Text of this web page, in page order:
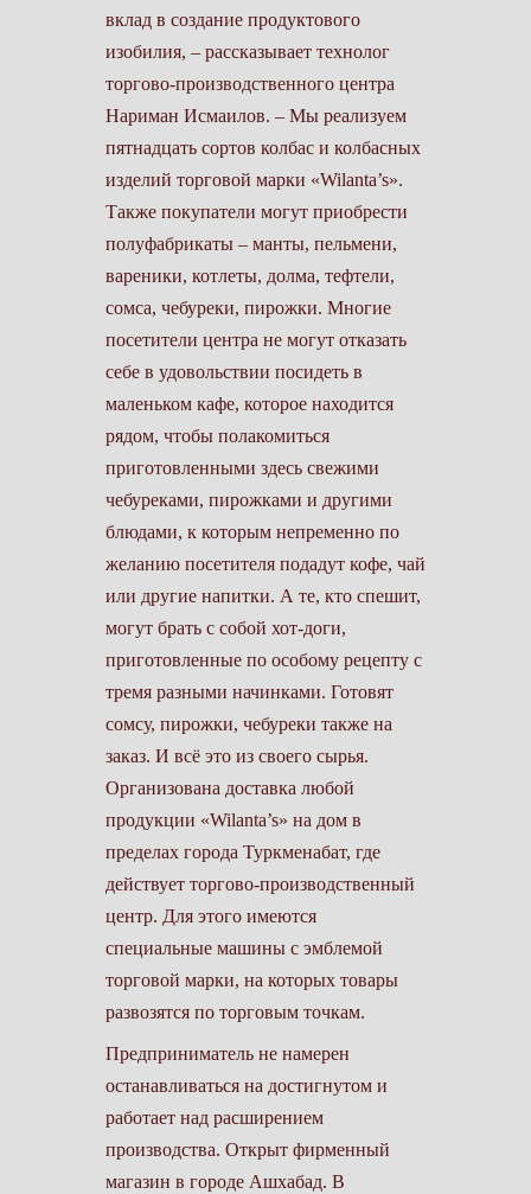
вклад в создание продуктового
изобилия, – рассказывает технолог
торгово-производственного центра
Нариман Исмаилов. – Мы реализуем
пятнадцать сортов колбас и колбасных
изделий торговой марки «Wilanta’s».
Также покупатели могут приобрести
полуфабрикаты – манты, пельмени,
вареники, котлеты, долма, тефтели,
сомса, чебуреки, пирожки. Многие
посетители центра не могут отказать
себе в удовольствии посидеть в
маленьком кафе, которое находится
рядом, чтобы полакомиться
приготовленными здесь свежими
чебуреками, пирожками и другими
блюдами, к которым непременно по
желанию посетителя подадут кофе, чай
или другие напитки. А те, кто спешит,
могут брать с собой хот-доги,
приготовленные по особому рецепту с
тремя разными начинками. Готовят
сомсу, пирожки, чебуреки также на
заказ. И всё это из своего сырья.
Организована доставка любой
продукции «Wilanta’s» на дом в
пределах города Туркменабат, где
действует торгово-производственный
центр. Для этого имеются
специальные машины с эмблемой
торговой марки, на которых товары
развозятся по торговым точкам.
Предприниматель не намерен
останавливаться на достигнутом и
работает над расширением
производства. Открыт фирменный
магазин в городе Ашхабад. В